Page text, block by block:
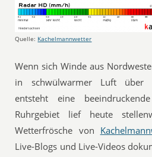
Quelle: Kachelmannwetter
Wenn sich Winde aus
in schwülwarmer Luft über
entsteht eine
Ruhrgebiet lief heute
Wetterfrösche von
Live-Blogs und Live-Videos